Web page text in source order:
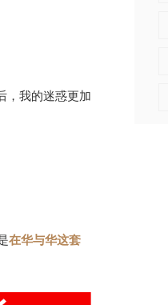
，我的迷惑更加
在华与华这套